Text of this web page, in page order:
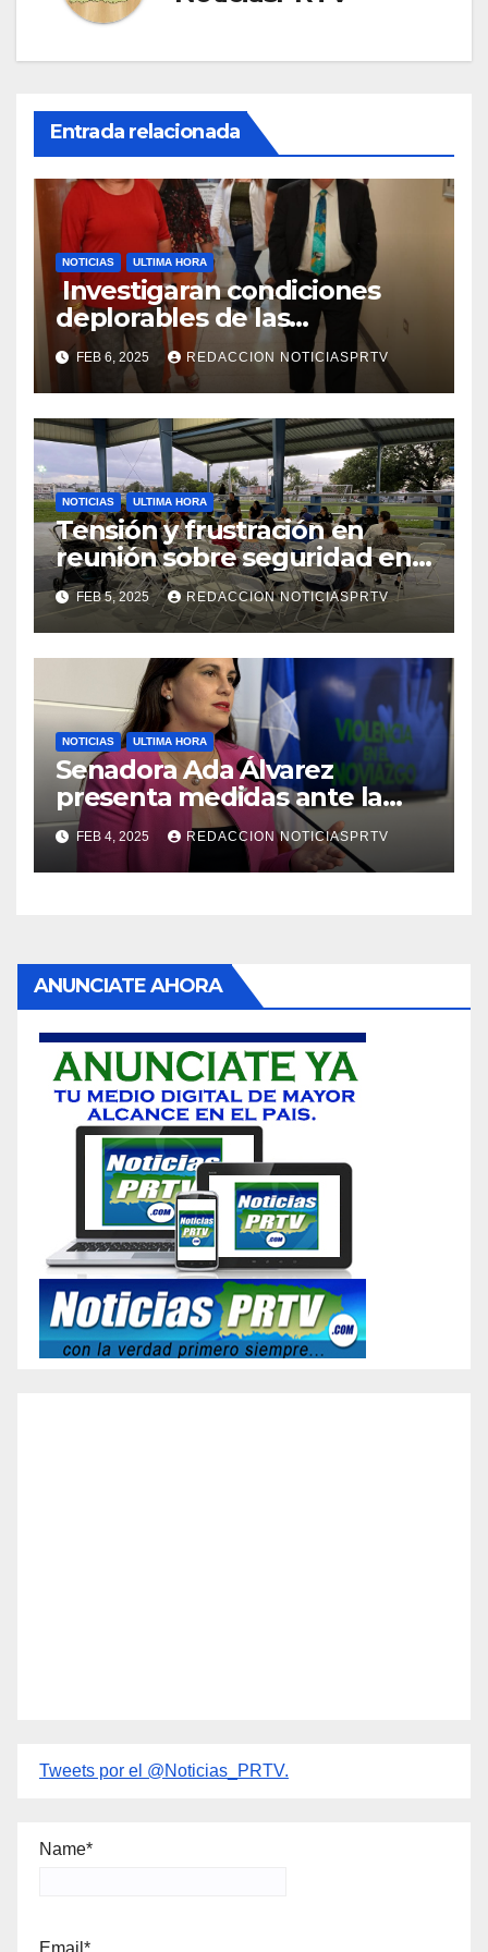
Entrada relacionada
NOTICIAS ULTIMA HORA
Investigaran condiciones
deplorables de las
facilidades el Departamento
de la Salud en Mayagüez
FEB 6, 2025 REDACCION NOTICIASPRTV
NOTICIAS ULTIMA HORA
Tensión y frustración en
reunión sobre seguridad en
Reparto Metropolitano
FEB 5, 2025 REDACCION NOTICIASPRTV
NOTICIAS ULTIMA HORA
Senadora Ada Álvarez
presenta medidas ante la
violencia en el noviazgo
FEB 4, 2025 REDACCION NOTICIASPRTV
ANUNCIATE AHORA
Tweets por el @Noticias_PRTV.
Name*
Email*